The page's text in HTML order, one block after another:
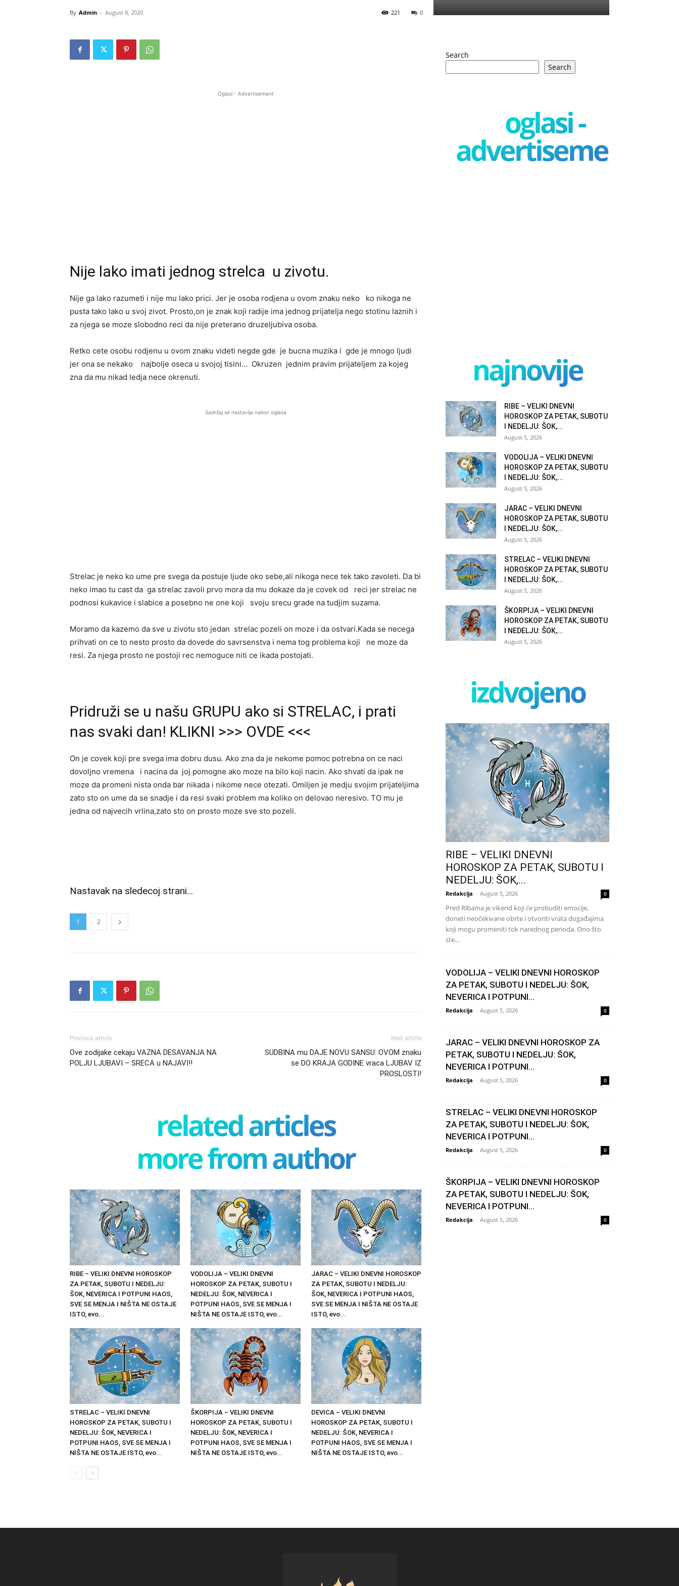
By Admin - August 8, 2020 0
221
Oglasi - Advertisement
Nije lako imati jednog strelca u zivotu.
Nije ga lako razumeti i nije mu lako prici. Jer je osoba rodjena u ovom znaku neko ko nikoga ne
pusta tako lako u svoj zivot. Prosto,on je znak koji radije ima jednog prijatelja nego stotinu laznih i
za njega se moze slobodno reci da nije preterano druzeljubiva osoba.
Retko cete osobu rodjenu u ovom znaku videti negde gde je bucna muzika i gde je mnogo ljudi
jer ona se nekako najbolje oseca u svojoj tisini… Okruzen jednim pravim prijateljem za kojeg
zna da mu nikad ledja nece okrenuti.
Sadržaj se nastavlja nakon oglasa
Strelac je neko ko ume pre svega da postuje ljude oko sebe,ali nikoga nece tek tako zavoleti. Da bi
neko imao tu cast da ga strelac zavoli prvo mora da mu dokaze da je covek od reci jer strelac ne
podnosi kukavice i slabice a posebno ne one koji svoju srecu grade na tudjim suzama.
Moramo da kazemo da sve u zivotu sto jedan strelac pozeli on moze i da ostvari.Kada se necega
prihvati on ce to nesto prosto da dovede do savrsenstva i nema tog problema koji ne moze da
resi. Za njega prosto ne postoji rec nemoguce niti ce ikada postojati.
Pridruži se u našu GRUPU ako si STRELAC, i prati
nas svaki dan! KLIKNI >>> OVDE <<<
On je covek koji pre svega ima dobru dusu. Ako zna da je nekome pomoc potrebna on ce naci
dovoljno vremena i nacina da joj pomogne ako moze na bilo koji nacin. Ako shvati da ipak ne
moze da promeni nista onda bar nikada i nikome nece otezati. Omiljen je medju svojim prijateljima
zato sto on ume da se snadje i da resi svaki problem ma koliko on delovao neresivo. TO mu je
jedna od najvecih vrlina,zato sto on prosto moze sve sto pozeli.
Nastavak na sledecoj strani…
1 2
Previous article
Ove zodijake cekaju VAZNA DESAVANJA NA
POLJU LJUBAVI – SRECA u NAJAVI!!
Next article
SUDBINA mu DAJE NOVU SANSU: OVOM znaku
se DO KRAJA GODINE vraca LJUBAV IZ
PROSLOSTI!
related articles
more from author
RIBE – VELIKI DNEVNI HOROSKOP
ZA PETAK, SUBOTU I NEDELJU:
ŠOK, NEVERICA I POTPUNI HAOS,
SVE SE MENJA I NIŠTA NE OSTAJE
ISTO, evo...
VODOLIJA – VELIKI DNEVNI
HOROSKOP ZA PETAK, SUBOTU I
NEDELJU: ŠOK, NEVERICA I
POTPUNI HAOS, SVE SE MENJA I
NIŠTA NE OSTAJE ISTO, evo...
JARAC – VELIKI DNEVNI HOROSKOP
ZA PETAK, SUBOTU I NEDELJU:
ŠOK, NEVERICA I POTPUNI HAOS,
SVE SE MENJA I NIŠTA NE OSTAJE
ISTO, evo...
STRELAC – VELIKI DNEVNI
HOROSKOP ZA PETAK, SUBOTU I
NEDELJU: ŠOK, NEVERICA I
POTPUNI HAOS, SVE SE MENJA I
NIŠTA NE OSTAJE ISTO, evo...
ŠKORPIJA – VELIKI DNEVNI
HOROSKOP ZA PETAK, SUBOTU I
NEDELJU: ŠOK, NEVERICA I
POTPUNI HAOS, SVE SE MENJA I
NIŠTA NE OSTAJE ISTO, evo...
DEVICA – VELIKI DNEVNI
HOROSKOP ZA PETAK, SUBOTU I
NEDELJU: ŠOK, NEVERICA I
POTPUNI HAOS, SVE SE MENJA I
NIŠTA NE OSTAJE ISTO, evo...
Search
Search
oglasi -
advertisement
najnovije
RIBE – VELIKI DNEVNI
HOROSKOP ZA PETAK, SUBOTU
I NEDELJU: ŠOK,...
August 5, 2026
VODOLIJA – VELIKI DNEVNI
HOROSKOP ZA PETAK, SUBOTU
I NEDELJU: ŠOK,...
August 5, 2026
JARAC – VELIKI DNEVNI
HOROSKOP ZA PETAK, SUBOTU
I NEDELJU: ŠOK,...
August 5, 2026
STRELAC – VELIKI DNEVNI
HOROSKOP ZA PETAK, SUBOTU
I NEDELJU: ŠOK,...
August 5, 2026
ŠKORPIJA – VELIKI DNEVNI
HOROSKOP ZA PETAK, SUBOTU
I NEDELJU: ŠOK,...
August 5, 2026
izdvojeno
RIBE – VELIKI DNEVNI
HOROSKOP ZA PETAK, SUBOTU I
NEDELJU: ŠOK,...
Redakcija - August 5, 2026 0
Pred Ribama je vikend koji će probuditi emocije,
doneti neočekivane obrte i otvoriti vrata događajima
koji mogu promeniti tok narednog perioda. Ono što
ste...
VODOLIJA – VELIKI DNEVNI HOROSKOP
ZA PETAK, SUBOTU I NEDELJU: ŠOK,
NEVERICA I POTPUNI...
Redakcija - August 5, 2026 0
JARAC – VELIKI DNEVNI HOROSKOP ZA
PETAK, SUBOTU I NEDELJU: ŠOK,
NEVERICA I POTPUNI...
Redakcija - August 5, 2026 0
STRELAC – VELIKI DNEVNI HOROSKOP
ZA PETAK, SUBOTU I NEDELJU: ŠOK,
NEVERICA I POTPUNI...
Redakcija - August 5, 2026 0
ŠKORPIJA – VELIKI DNEVNI HOROSKOP
ZA PETAK, SUBOTU I NEDELJU: ŠOK,
NEVERICA I POTPUNI...
Redakcija - August 5, 2026 0